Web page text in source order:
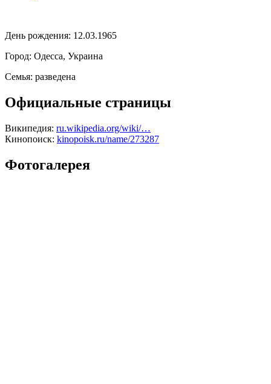
День рождения: 12.03.1965
Город: Одесса, Украина
Семья: разведена
Официальные страницы
Википедия: ru.wikipedia.org/wiki/…
Кинопоиск: kinopoisk.ru/name/273287
Фотогалерея